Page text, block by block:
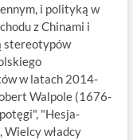
i polityką w
z Chinami i
stereotypów
w latach 2014-
Walpole (1676-
"Hesja-
władcy